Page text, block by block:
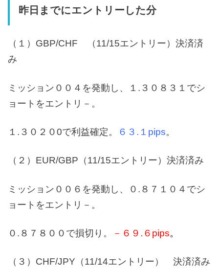
昨日までにエントリーした分
（１）GBP/CHF （11/15エントリー）決済済
み
ミッション００４を発動し、１.３０８３１でシ
ョートをエントリ－。
１.３０２０0で利益確定。 ６３.１pips。
（２）EUR/GBP（11/15エントリー）決済済み
ミッション００６を発動し、０.８７１０４でシ
ョートをエントリ－。
０.８７８００で損切り。 －６９.６pips。
（３）CHF/JPY（11/14エントリー） 決済済み